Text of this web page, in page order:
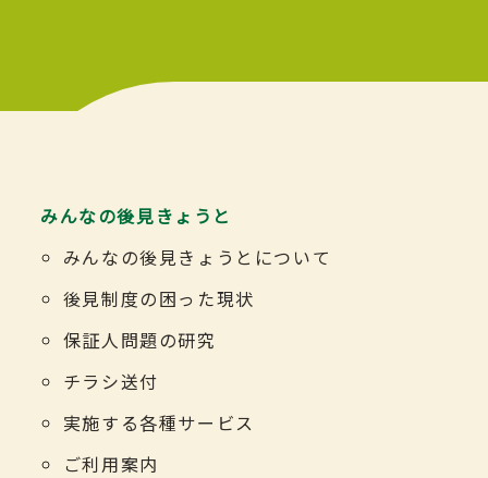
みんなの後見きょうと
みんなの後見きょうとについて
後見制度の困った現状
保証人問題の研究
チラシ送付
実施する各種サービス
ご利用案内